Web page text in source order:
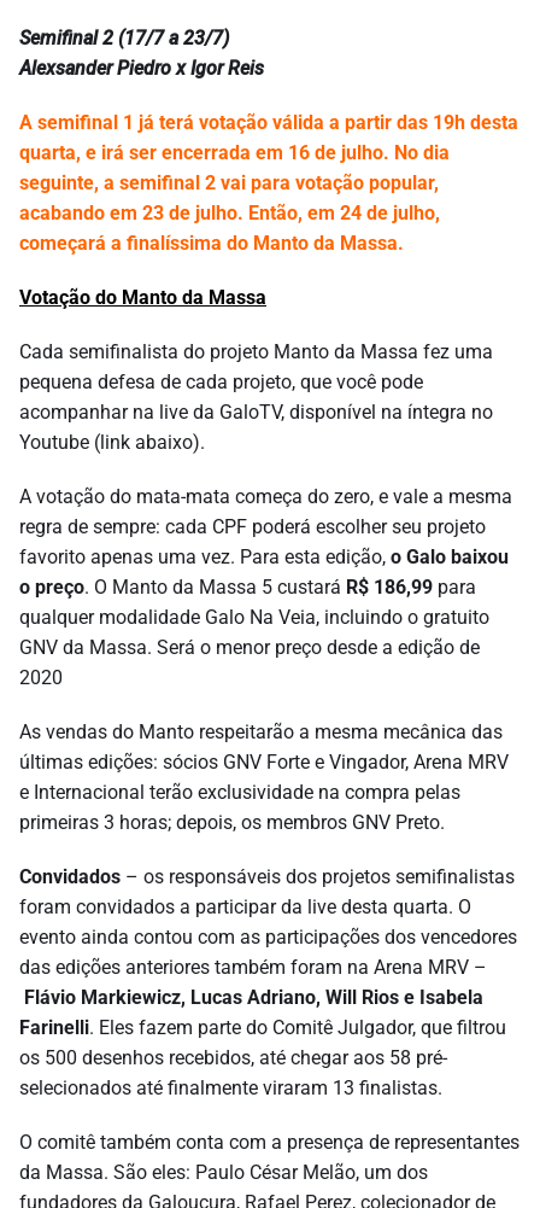
Semifinal 2 (17/7 a 23/7)
Alexsander Piedro x Igor Reis
A semifinal 1 já terá votação válida a partir das 19h desta
quarta, e irá ser encerrada em 16 de julho. No dia
seguinte, a semifinal 2 vai para votação popular,
acabando em 23 de julho. Então, em 24 de julho,
começará a finalíssima do Manto da Massa.
Votação do Manto da Massa
Cada semifinalista do projeto Manto da Massa fez uma
pequena defesa de cada projeto, que você pode
acompanhar na live da GaloTV, disponível na íntegra no
Youtube (link abaixo).
A votação do mata-mata começa do zero, e vale a mesma
regra de sempre: cada CPF poderá escolher seu projeto
favorito apenas uma vez. Para esta edição, o Galo baixou
o preço. O Manto da Massa 5 custará R$ 186,99 para
qualquer modalidade Galo Na Veia, incluindo o gratuito
GNV da Massa. Será o menor preço desde a edição de
2020
As vendas do Manto respeitarão a mesma mecânica das
últimas edições: sócios GNV Forte e Vingador, Arena MRV
e Internacional terão exclusividade na compra pelas
primeiras 3 horas; depois, os membros GNV Preto.
Convidados – os responsáveis dos projetos semifinalistas
foram convidados a participar da live desta quarta. O
evento ainda contou com as participações dos vencedores
das edições anteriores também foram na Arena MRV –
Flávio Markiewicz, Lucas Adriano, Will Rios e Isabela
Farinelli. Eles fazem parte do Comitê Julgador, que filtrou
os 500 desenhos recebidos, até chegar aos 58 pré-
selecionados até finalmente viraram 13 finalistas.
O comitê também conta com a presença de representantes
da Massa. São eles: Paulo César Melão, um dos
fundadores da Galoucura, Rafael Perez, colecionador de